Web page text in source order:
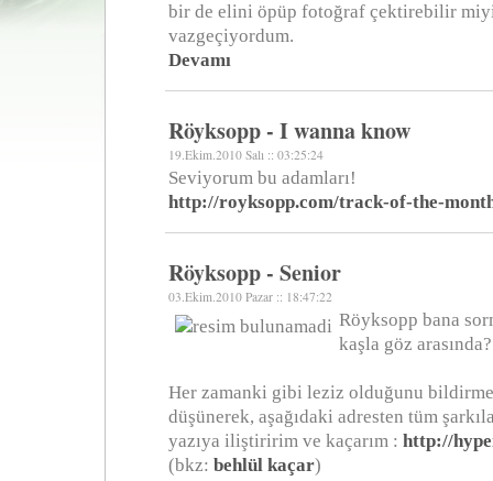
bir de elini öpüp fotoğraf çektirebilir
vazgeçiyordum.
Devamı
Röyksopp - I wanna know
19.Ekim.2010 Salı :: 03:25:24
Seviyorum bu adamları!
http://royksopp.com/track-of-the-
Röyksopp - Senior
03.Ekim.2010 Pazar :: 18:47:22
Röyksopp bana
kaşla göz arasında?
Her zamanki gibi leziz olduğunu
düşünerek, aşağıdaki adresten tüm
yazıya iliştiririm ve kaçarım : http://
(bkz: behlül kaçar)